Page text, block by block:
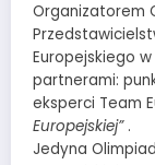
Organizatorem
Europejskiego w
partnerami:
eksperci Team
Europejskiej” .
Jedyna